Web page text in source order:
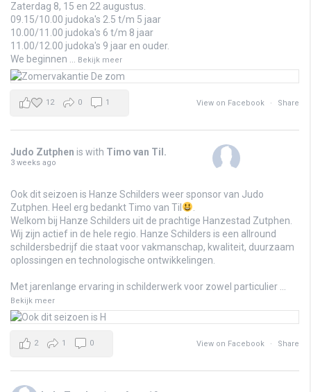
Zaterdag 8, 15 en 22 augustus.
09.15/10.00 judoka's 2.5 t/m 5 jaar
10.00/11.00 judoka's 6 t/m 8 jaar
11.00/12.00 judoka's 9 jaar en ouder.
We beginnen
Bekijk meer
View on Facebook · Share
12 0 1
Judo Zutphen is with Timo van Til .
3 weeks ago
Ook dit seizoen is Hanze Schilders weer sponsor van Judo
Zutphen. Heel erg bedankt Timo van Til
Welkom bij Hanze Schilders uit de prachtige Hanzestad Zutphen.
Wij zijn actief in de hele regio. Hanze Schilders is een allround
schildersbedrijf die staat voor vakmanschap, kwaliteit, duurzaam
oplossingen en technologische ontwikkelingen.
Met jarenlange ervaring in schilderwerk voor zowel particulier
Bekijk meer
View on Facebook · Share
2 1 0